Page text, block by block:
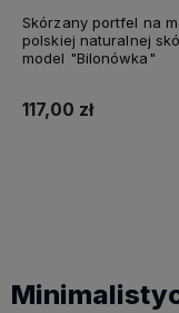
Skórzany portfel na
polskiej naturalnej
model "Bilonówka"
117,00 zł